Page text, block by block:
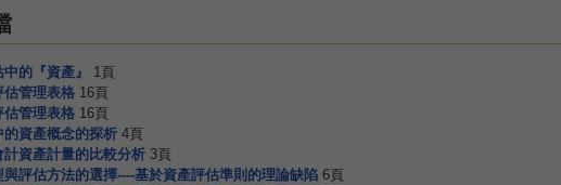
的『資產』
1頁
估管理表格 16頁
估管理表格 16頁
的資產概念的探析 4頁
計資產計量的比較分析 3頁
與評估方法的選擇----基於資產評估準則的理論缺陷 6頁